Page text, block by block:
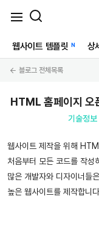
웹사이트 템플릿 N 상
블로그 전체목록
HTML 홈페이지 오
기술정보
웹사이트 제작을 위해
처음부터 모든 코드를 작성
많은 개발자와 디자이너들
높은 웹사이트를 제작합니